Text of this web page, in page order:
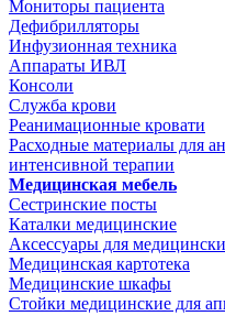
Мониторы пациента
Дефибрилляторы
Инфузионная техника
Аппараты ИВЛ
Консоли
Служба крови
Реанимационные кровати
Расходные материалы для
интенсивной терапии
Медицинская мебель
Сестринские посты
Каталки медицинские
Аксессуары для
Медицинская картотека
Медицинские шкафы
Стойки медицинские для